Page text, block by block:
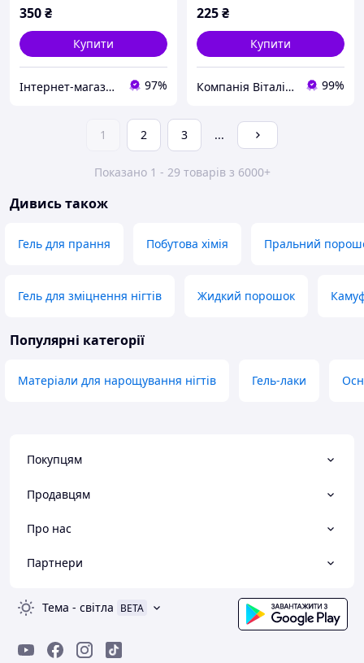
350₴
Купити
Інтернет-магазин підгузників та побутової хімії VIKI Home 97%
225₴
Купити
Компанія Віталіна® 99%
1 2 3 ...
Показано 1 - 29 товарів з 6000+
Дивись також
Гель для прання Побутова хімія Пральний
Гель для зміцнення нігтів Жидкий порошок
Популярні категорії
Матеріали для нарощування нігтів Гель-лаки
Покупцям
Продавцям
Про нас
Партнери
Тема - світла BETA